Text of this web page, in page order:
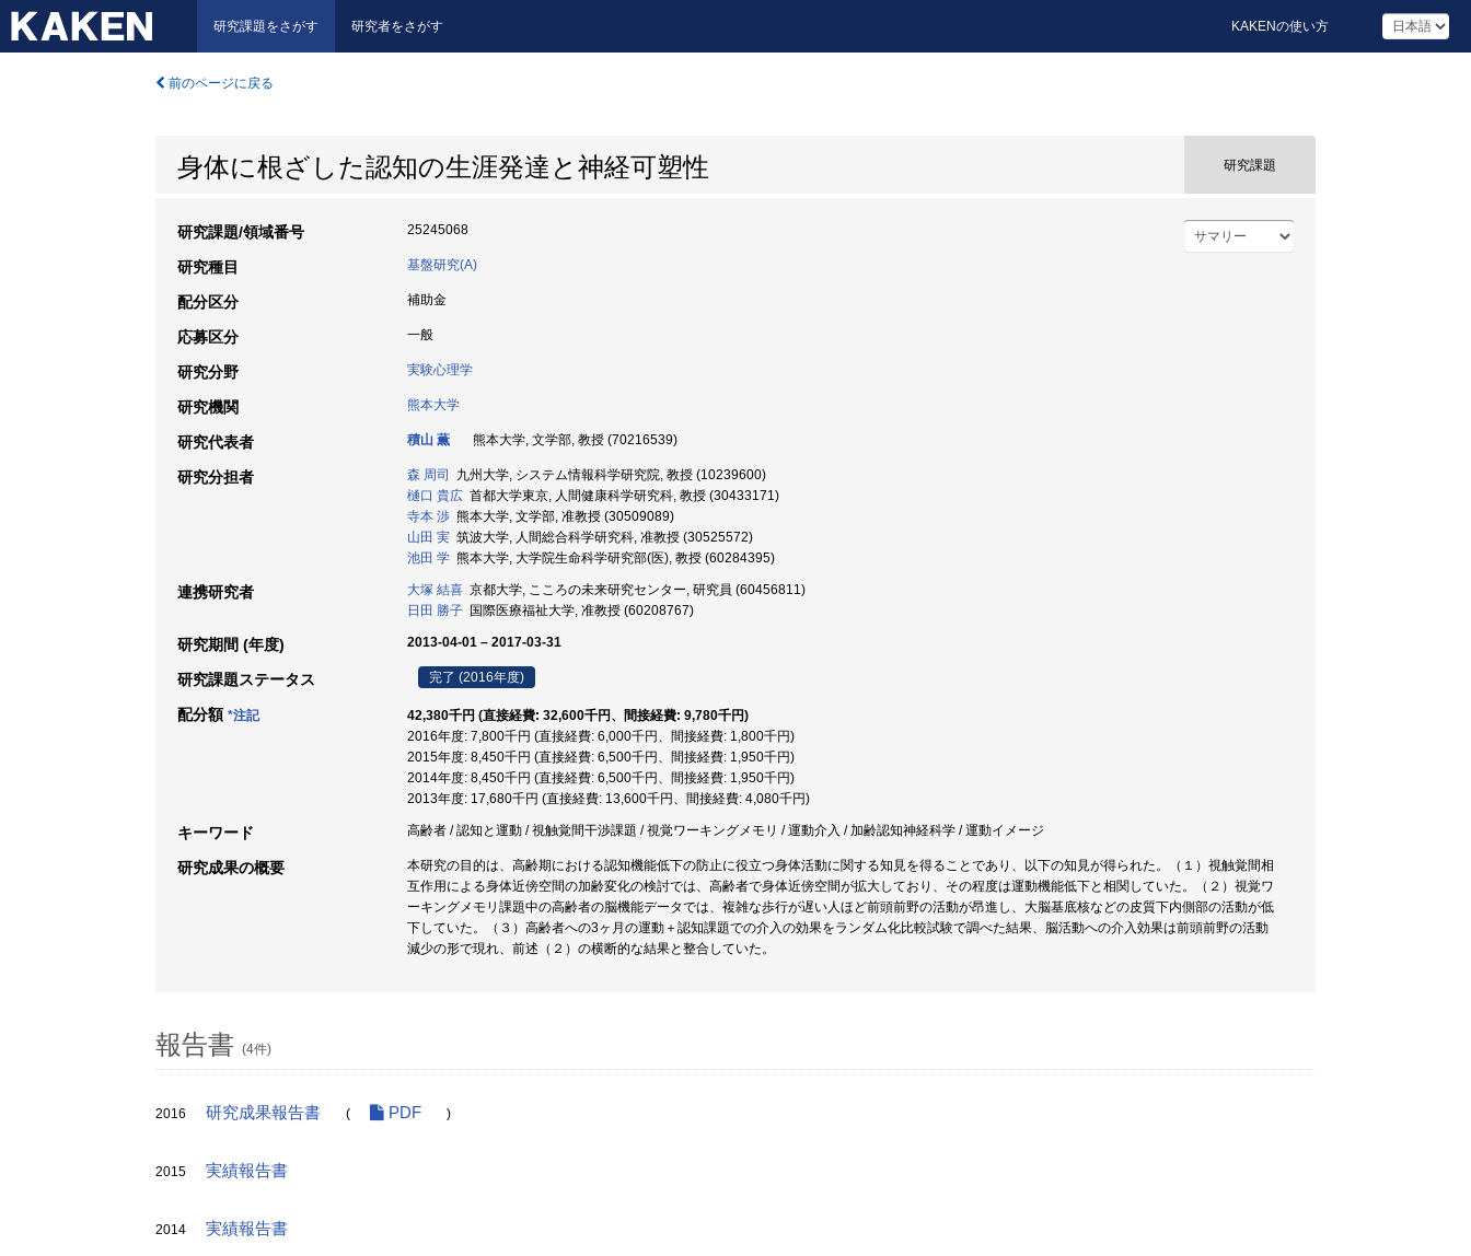
研究課題をさがす 研究者をさがす KAKENの使い方
前のページに戻る
身体に根ざした認知の生涯発達と神経可塑性 研究課題
研究課題/領域番号 25245068
研究種目 基盤研究(A)
配分区分 補助金
応募区分 一般
研究分野 実験心理学
研究機関 熊本大学
研究代表者 積山 薫 熊本大学, 文学部, 教授 (70216539)
研究分担者 森 周司
九州大学, システム情報科学研究院, 教授 (10239600)
樋口 貴広 首都大学東京, 人間健康科学研究科, 教授 (30433171)
寺本 渉 熊本大学, 文学部, 准教授 (30509089)
山田 実 筑波大学, 人間総合科学研究科, 准教授 (30525572)
池田 学 熊本大学, 大学院生命科学研究部(医), 教授 (60284395)
連携研究者 大塚 結喜 京都大学, こころの未来研究センター, 研究員 (60456811)
日田 勝子 国際医療福祉大学, 准教授 (60208767)
研究期間 (年度) 2013-04-01 – 2017-03-31
研究課題ステータス 完了 (2016年度)
配分額 *注記
42,380千円 (直接経費: 32,600千円、間接経費: 9,780千円)
2016年度: 7,800千円 (直接経費: 6,000千円、間接経費: 1,800千円)
2015年度: 8,450千円 (直接経費: 6,500千円、間接経費: 1,950千円)
2014年度: 8,450千円 (直接経費: 6,500千円、間接経費: 1,950千円)
2013年度: 17,680千円 (直接経費: 13,600千円、間接経費: 4,080千円)
キーワード 高齢者 / 認知と運動 / 視触覚間干渉課題 / 視覚ワーキングメモリ / 運動介入 / 加齢認知神経科学 / 運動イメージ
研究成果の概要
本研究の目的は、高齢期における認知機能低下の防止に役立つ身体活動に関する知見を得ることであり、以下の知見が得られた。（１）視触覚間相
互作用による身体近傍空間の加齢変化の検討では、高齢者で身体近傍空間が拡大しており、その程度は運動機能低下と相関していた。（２）視覚ワ
ーキングメモリ課題中の高齢者の脳機能データでは、複雑な歩行が遅い人ほど前頭前野の活動が昂進し、大脳基底核などの皮質下内側部の活動が低
下していた。（３）高齢者への3ヶ月の運動＋認知課題での介入の効果をランダム化比較試験で調べた結果、脳活動への介入効果は前頭前野の活動
減少の形で現れ、前述（２）の横断的な結果と整合していた。
報告書 (4件)
2016 研究成果報告書 ( PDF )
2015 実績報告書
2014 実績報告書